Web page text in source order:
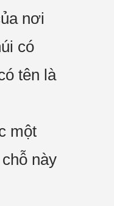
nơi
có
tên là
một
này